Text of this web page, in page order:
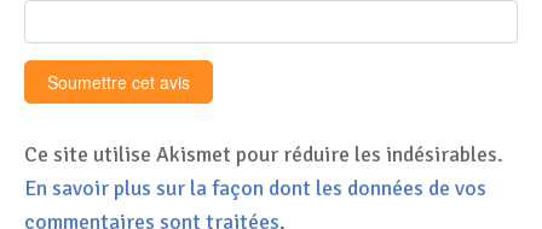
Ce site utilise Akismet pour réduire les indésirables.
En savoir plus sur la façon dont les données de vos
commentaires sont traitées.